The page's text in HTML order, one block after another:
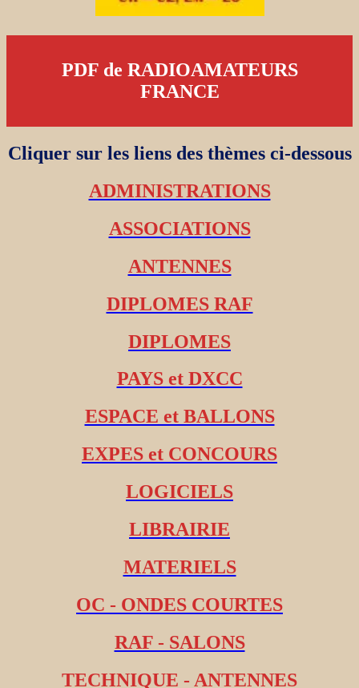
PDF de RADIOAMATEURS
FRANCE
Cliquer sur les liens des thèmes ci-dessous
ADMINISTRATIONS
ASSOCIATIONS
ANTENNES
DIPLOMES RAF
DIPLOMES
PAYS et DXCC
ESPACE et BALLONS
EXPES et CONCOURS
LOGICIELS
LIBRAIRIE
MATERIELS
OC - ONDES COURTES
RAF - SALONS
TECHNIQUE - ANTENNES